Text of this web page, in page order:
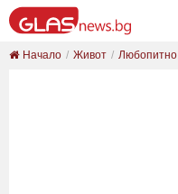
Начало Живот Любопитно